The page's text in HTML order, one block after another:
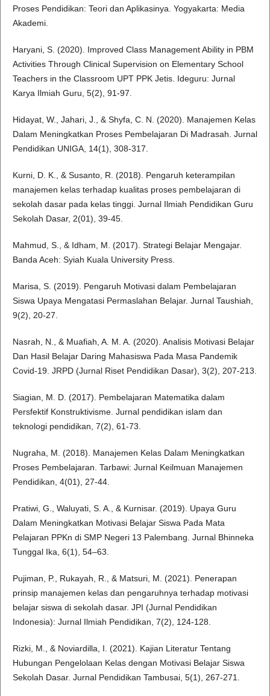
Proses Pendidikan: Teori dan Aplikasinya. Yogyakarta: Media
Akademi.
Haryani, S. (2020). Improved Class Management Ability in PBM
Activities Through Clinical Supervision on Elementary School
Teachers in the Classroom UPT PPK Jetis. Ideguru: Jurnal
Karya Ilmiah Guru, 5(2), 91-97.
Hidayat, W., Jahari, J., & Shyfa, C. N. (2020). Manajemen Kelas
Dalam Meningkatkan Proses Pembelajaran Di Madrasah. Jurnal
Pendidikan UNIGA, 14(1), 308-317.
Kurni, D. K., & Susanto, R. (2018). Pengaruh keterampilan
manajemen kelas terhadap kualitas proses pembelajaran di
sekolah dasar pada kelas tinggi. Jurnal Ilmiah Pendidikan Guru
Sekolah Dasar, 2(01), 39-45.
Mahmud, S., & Idham, M. (2017). Strategi Belajar Mengajar.
Banda Aceh: Syiah Kuala University Press.
Marisa, S. (2019). Pengaruh Motivasi dalam Pembelajaran
Siswa Upaya Mengatasi Permaslahan Belajar. Jurnal Taushiah,
9(2), 20-27.
Nasrah, N., & Muafiah, A. M. A. (2020). Analisis Motivasi Belajar
Dan Hasil Belajar Daring Mahasiswa Pada Masa Pandemik
Covid-19. JRPD (Jurnal Riset Pendidikan Dasar), 3(2), 207-213.
Siagian, M. D. (2017). Pembelajaran Matematika dalam
Persfektif Konstruktivisme. Jurnal pendidikan islam dan
teknologi pendidikan, 7(2), 61-73.
Nugraha, M. (2018). Manajemen Kelas Dalam Meningkatkan
Proses Pembelajaran. Tarbawi: Jurnal Keilmuan Manajemen
Pendidikan, 4(01), 27-44.
Pratiwi, G., Waluyati, S. A., & Kurnisar. (2019). Upaya Guru
Dalam Meningkatkan Motivasi Belajar Siswa Pada Mata
Pelajaran PPKn di SMP Negeri 13 Palembang. Jurnal Bhinneka
Tunggal Ika, 6(1), 54–63.
Pujiman, P., Rukayah, R., & Matsuri, M. (2021). Penerapan
prinsip manajemen kelas dan pengaruhnya terhadap motivasi
belajar siswa di sekolah dasar. JPI (Jurnal Pendidikan
Indonesia): Jurnal Ilmiah Pendidikan, 7(2), 124-128.
Rizki, M., & Noviardilla, I. (2021). Kajian Literatur Tentang
Hubungan Pengelolaan Kelas dengan Motivasi Belajar Siswa
Sekolah Dasar. Jurnal Pendidikan Tambusai, 5(1), 267-271.